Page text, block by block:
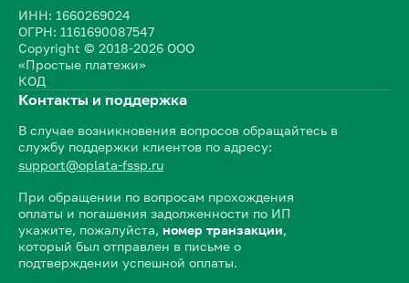
ИНН: 1660269024
ОГРН: 1161690087547
Copyright © 2018-2026 ООО
«Простые платежи»
КОД
Контакты и поддержка
В случае возникновения вопросов обращайтесь в
службу поддержки клиентов по адресу:
support@oplata-fssp.ru
При обращении по вопросам прохождения
оплаты и погашения задолженности по ИП
укажите, пожалуйста, номер транзакции,
который был отправлен в письме о
подтверждении успешной оплаты.